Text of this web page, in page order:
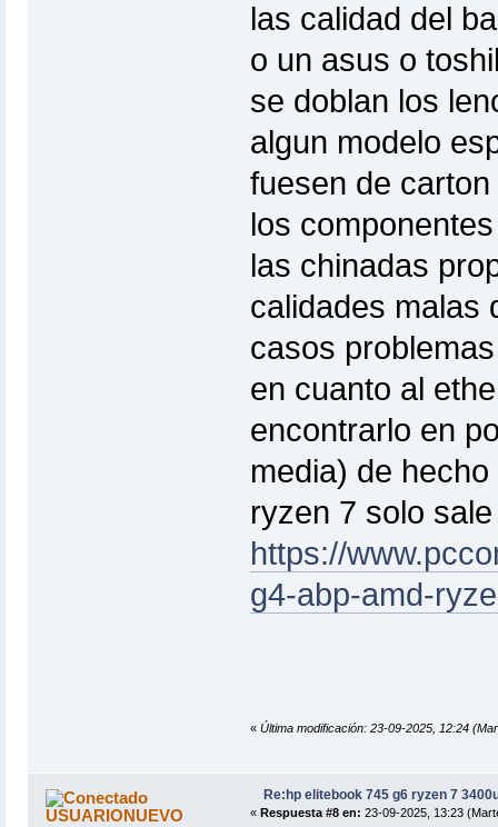
las calidad del
o un asus o
se doblan los
algun modelo
fuesen de
los
las chinadas
calidades malas
casos
en cuanto al
encontrarlo en
media) de
ryzen 7 solo
https://
g4-abp-amd-
« Última modificación: 23-09-2025, 12:24
USUARIONUEVO
Re:hp elitebook 745 g6 ryzen 7
« Respuesta #8 en: 23-09-2025, 13:23